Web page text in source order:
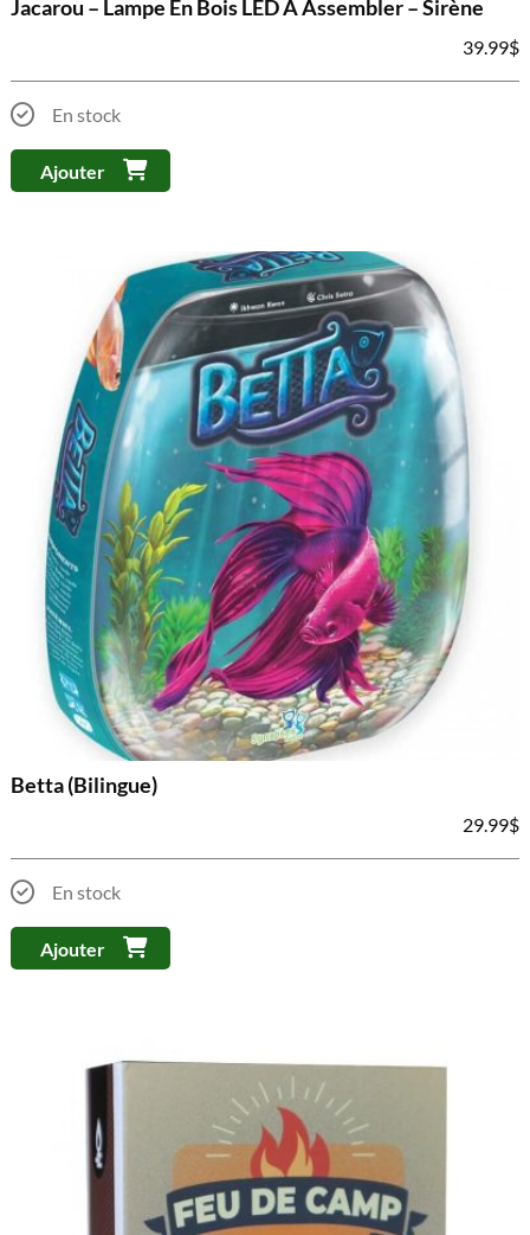
Jacarou – Lampe En Bois LED À Assembler – Sirène
39.99$
En stock
Ajouter
Betta (Bilingue)
29.99$
En stock
Ajouter